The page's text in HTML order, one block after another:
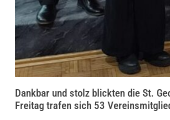
Dankbar und stolz blickten die St.
Freitag trafen sich 53